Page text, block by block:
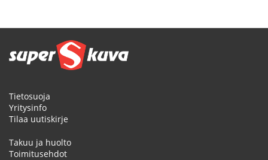
Tietosuoja
Yritysinfo
Tilaa uutiskirje
Takuu ja huolto
Toimitusehdot